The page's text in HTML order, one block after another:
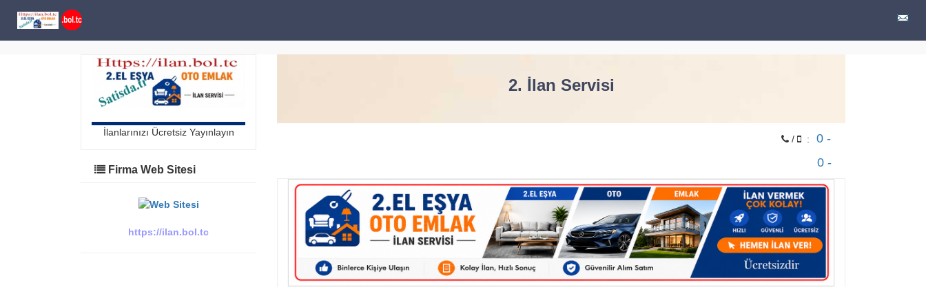
İlanlarınızı Ücretsiz Yayınlayın
Firma Web Sitesi
https://ilan.bol.tc
2. İlan Servisi
/ :
0 -
0 -